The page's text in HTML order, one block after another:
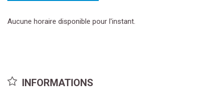
Aucune horaire disponible pour l'instant.
INFORMATIONS